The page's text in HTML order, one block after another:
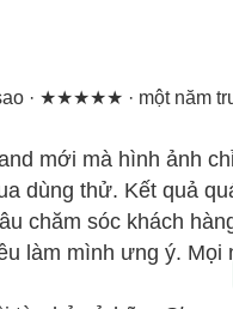
· ★★★★★ · một năm
mới mà hình ảnh
dùng thử. Kết quả
chăm sóc khách
làm mình ưng ý.